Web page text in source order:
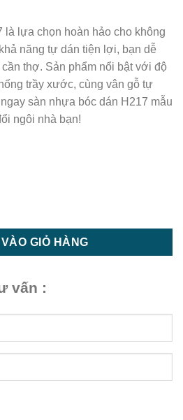
là lựa chọn hoàn hảo cho không
năng tự dán tiện lợi, bạn dễ
thợ. Sản phẩm nổi bật với độ
trầy xước, cùng vân gỗ tự
sàn nhựa bóc dán H217 mẫu
ngôi nhà bạn!
lượng
GIỎ HÀNG
vấn :